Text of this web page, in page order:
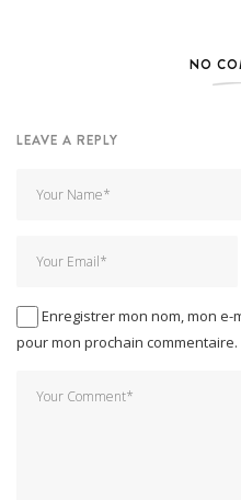
NO
LEAVE A REPLY
Enregistrer mon nom, mon
pour mon prochain commentaire.